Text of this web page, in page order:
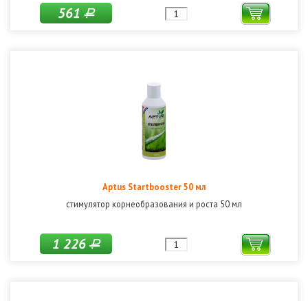
561Р
Aptus Startbooster 50 мл
стимулятор корнеобразования и роста 50 мл
1 226Р